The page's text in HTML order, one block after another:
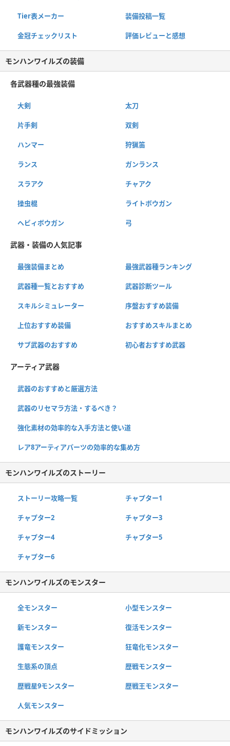
Tier表メーカー 装備投稿一覧
金冠チェックリスト 評価レビューと感想
モンハンワイルズの装備
各武器種の最強装備
大剣 太刀
片手剣 双剣
ハンマー 狩猟笛
ランス ガンランス
スラアク チャアク
操虫棍 ライトボウガン
ヘビィボウガン 弓
武器・装備の人気記事
最強装備まとめ 最強武器種ランキング
武器種一覧とおすすめ 武器診断ツール
スキルシミュレーター 序盤おすすめ装備
上位おすすめ装備 おすすめスキルまとめ
サブ武器のおすすめ 初心者おすすめ武器
アーティア武器
武器のおすすめと厳選方法
武器のリセマラ方法・するべき？
強化素材の効率的な入手方法と使い道
レア8アーティアパーツの効率的な集め方
モンハンワイルズのストーリー
ストーリー攻略一覧 チャプター1
チャプター2 チャプター3
チャプター4 チャプター5
チャプター6
モンハンワイルズのモンスター
全モンスター 小型モンスター
新モンスター 復活モンスター
護竜モンスター 狂竜化モンスター
生態系の頂点 歴戦モンスター
歴戦星9モンスター 歴戦王モンスター
人気モンスター
モンハンワイルズのサイドミッション